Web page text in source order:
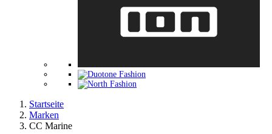
Startseite
Marken
CC Marine